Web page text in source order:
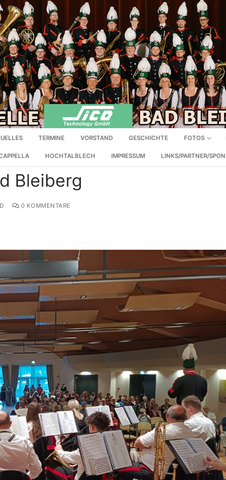
TERMINE VORSTAND GESCHICHTE FOTOS
HOCHTALBLECH IMPRESSUM LINKS/PARTNER/
Bleiberg
0 KOMMENTARE